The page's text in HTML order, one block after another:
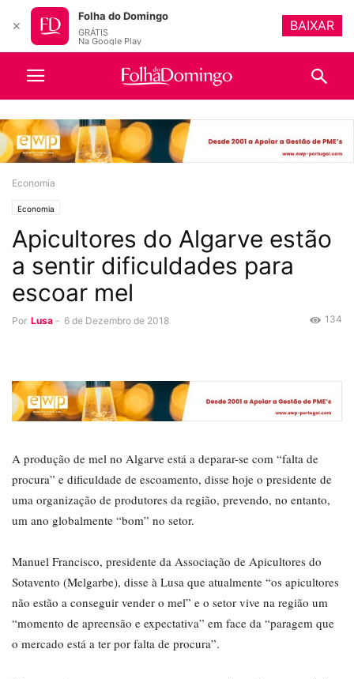
Economia
Economia
Apicultores do Algarve estão
a sentir dificuldades para
escoar mel
Por Lusa - 6 de Dezembro de 2018 134
A produção de mel no Algarve está a deparar-se com “falta de
procura” e dificuldade de escoamento, disse hoje o presidente de
uma organização de produtores da região, prevendo, no entanto,
um ano globalmente “bom” no setor.
Manuel Francisco, presidente da Associação de Apicultores do
Sotavento (Melgarbe), disse à Lusa que atualmente “os apicultores
não estão a conseguir vender o mel” e o setor vive na região um
“momento de apreensão e expectativa” em face da “paragem que
o mercado está a ter por falta de procura”.
✕
Folha do Domingo
GRÁTIS
Na Google Play
BAIXAR